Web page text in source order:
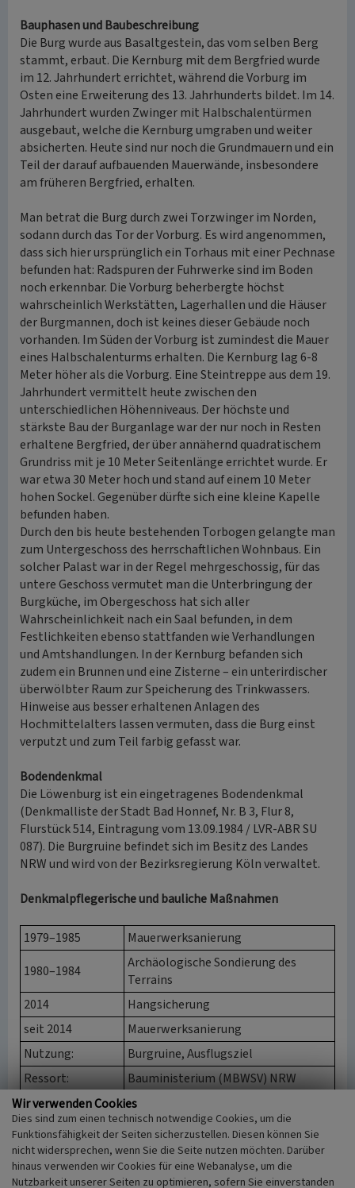
Bauphasen und Baubeschreibung
Die Burg wurde aus Basaltgestein, das vom selben Berg
stammt, erbaut. Die Kernburg mit dem Bergfried wurde
im 12. Jahrhundert errichtet, während die Vorburg im
Osten eine Erweiterung des 13. Jahrhunderts bildet. Im 14.
Jahrhundert wurden Zwinger mit Halbschalentürmen
ausgebaut, welche die Kernburg umgraben und weiter
absicherten. Heute sind nur noch die Grundmauern und ein
Teil der darauf aufbauenden Mauerwände, insbesondere
am früheren Bergfried, erhalten.
Man betrat die Burg durch zwei Torzwinger im Norden,
sodann durch das Tor der Vorburg. Es wird angenommen,
dass sich hier ursprünglich ein Torhaus mit einer Pechnase
befunden hat: Radspuren der Fuhrwerke sind im Boden
noch erkennbar. Die Vorburg beherbergte höchst
wahrscheinlich Werkstätten, Lagerhallen und die Häuser
der Burgmannen, doch ist keines dieser Gebäude noch
vorhanden. Im Süden der Vorburg ist zumindest die Mauer
eines Halbschalenturms erhalten. Die Kernburg lag 6-8
Meter höher als die Vorburg. Eine Steintreppe aus dem 19.
Jahrhundert vermittelt heute zwischen den
unterschiedlichen Höhenniveaus. Der höchste und
stärkste Bau der Burganlage war der nur noch in Resten
erhaltene Bergfried, der über annähernd quadratischem
Grundriss mit je 10 Meter Seitenlänge errichtet wurde. Er
war etwa 30 Meter hoch und stand auf einem 10 Meter
hohen Sockel. Gegenüber dürfte sich eine kleine Kapelle
befunden haben.
Durch den bis heute bestehenden Torbogen gelangte man
zum Untergeschoss des herrschaftlichen Wohnbaus. Ein
solcher Palast war in der Regel mehrgeschossig, für das
untere Geschoss vermutet man die Unterbringung der
Burgküche, im Obergeschoss hat sich aller
Wahrscheinlichkeit nach ein Saal befunden, in dem
Festlichkeiten ebenso stattfanden wie Verhandlungen
und Amtshandlungen. In der Kernburg befanden sich
zudem ein Brunnen und eine Zisterne – ein unterirdischer
überwölbter Raum zur Speicherung des Trinkwassers.
Hinweise aus besser erhaltenen Anlagen des
Hochmittelalters lassen vermuten, dass die Burg einst
verputzt und zum Teil farbig gefasst war.
Bodendenkmal
Die Löwenburg ist ein eingetragenes Bodendenkmal
(Denkmalliste der Stadt Bad Honnef, Nr. B 3, Flur 8,
Flurstück 514, Eintragung vom 13.09.1984 / LVR-ABR SU
087). Die Burgruine befindet sich im Besitz des Landes
NRW und wird von der Bezirksregierung Köln verwaltet.
Denkmalpflegerische und bauliche Maßnahmen
1979–1985
Mauerwerksanierung
1980–1984
Archäologische Sondierung des
Terrains
2014
Hangsicherung
seit 2014
Mauerwerksanierung
Nutzung:
Burgruine, Ausflugsziel
Ressort:
Bauministerium (MBWSV) NRW
Denkmalbehörde: Bezirksregierung Köln
Denkmalliste:
13.09.1984
(Franz-Josef Knöchel, LVR-Redaktion KuLaDig, 2013/2024;
Catharina Hiller, Kunsthistorisches Institut der
Wir verwenden Cookies
Dies sind zum einen technisch notwendige Cookies, um die
Funktionsfähigkeit der Seiten sicherzustellen. Diesen können Sie
nicht widersprechen, wenn Sie die Seite nutzen möchten. Darüber
hinaus verwenden wir Cookies für eine Webanalyse, um die
Nutzbarkeit unserer Seiten zu optimieren, sofern Sie einverstanden